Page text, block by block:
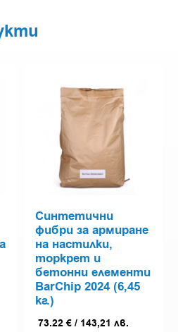
Синтетични
фибри за армиране
на настилки,
торкрет и
бетонни елементи
BarChip 2024 (6,45
кг.)
73.22 € / 143,21 лв.